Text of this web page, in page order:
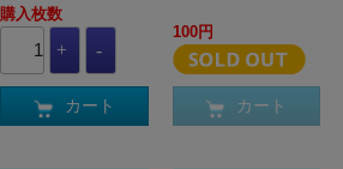
購入枚数
カート
100円
カート